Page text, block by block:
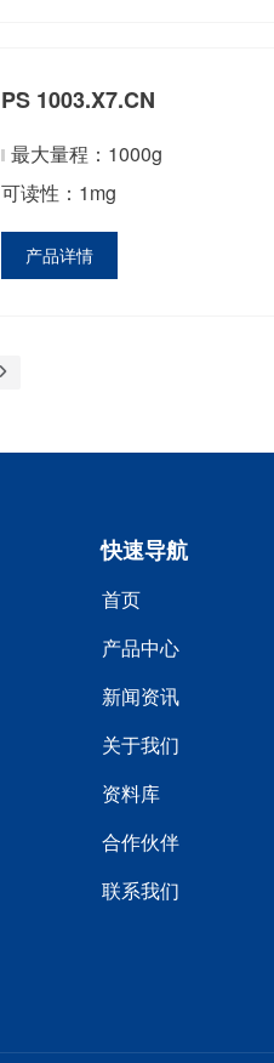
PS 1003.X7.CN
最大量程：1000g
可读性：1mg
产品详情
快速导航
首页
产品中心
新闻资讯
关于我们
资料库
合作伙伴
联系我们